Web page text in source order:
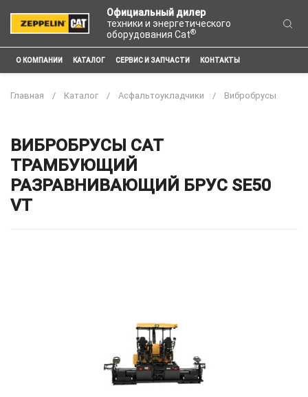
Официальный дилер
техники и энергетического
оборудования Cat®
О КОМПАНИИ КАТАЛОГ СЕРВИС И ЗАПЧАСТИ КОНТАКТЫ
Главная Каталог Асфальтоукладчики Вибробрусы
ВИБРОБРУСЫ CAT
ТРАМБУЮЩИЙ
РАЗРАВНИВАЮЩИЙ БРУС SE50
VT